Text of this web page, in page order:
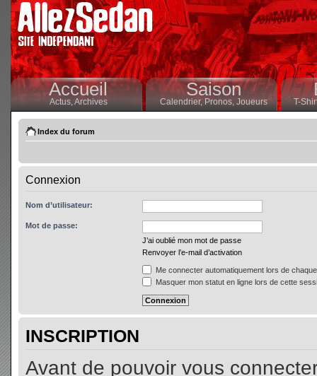
Accueil
Actus,Archives
Saison
Calendrier,Pronos, Joueurs T-
Index du forum
Connexion
Nom d’utilisateur:
Mot de passe:
J’ai oublié mon mot de passe
Renvoyer l’e-mail d’activation
Me connecter automatiquement lors de
Masquer mon statut en ligne lors de cette
INSCRIPTION
Avant de pouvoir vous